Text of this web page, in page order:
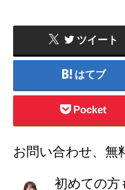
ツイート
はてブ
Pocket
お問い合わせ、無
初めての方